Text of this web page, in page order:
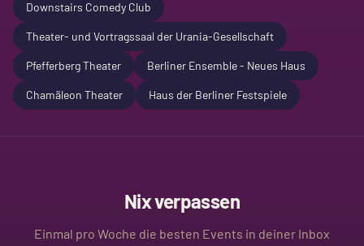
Downstairs Comedy Club
Theater- und Vortragssaal der Urania-Gesellschaft
Pfefferberg Theater Berliner Ensemble - Neues Haus
Chamäleon Theater Haus der Berliner Festspiele
Nix verpassen
Einmal pro Woche die besten Events in deiner Inbox